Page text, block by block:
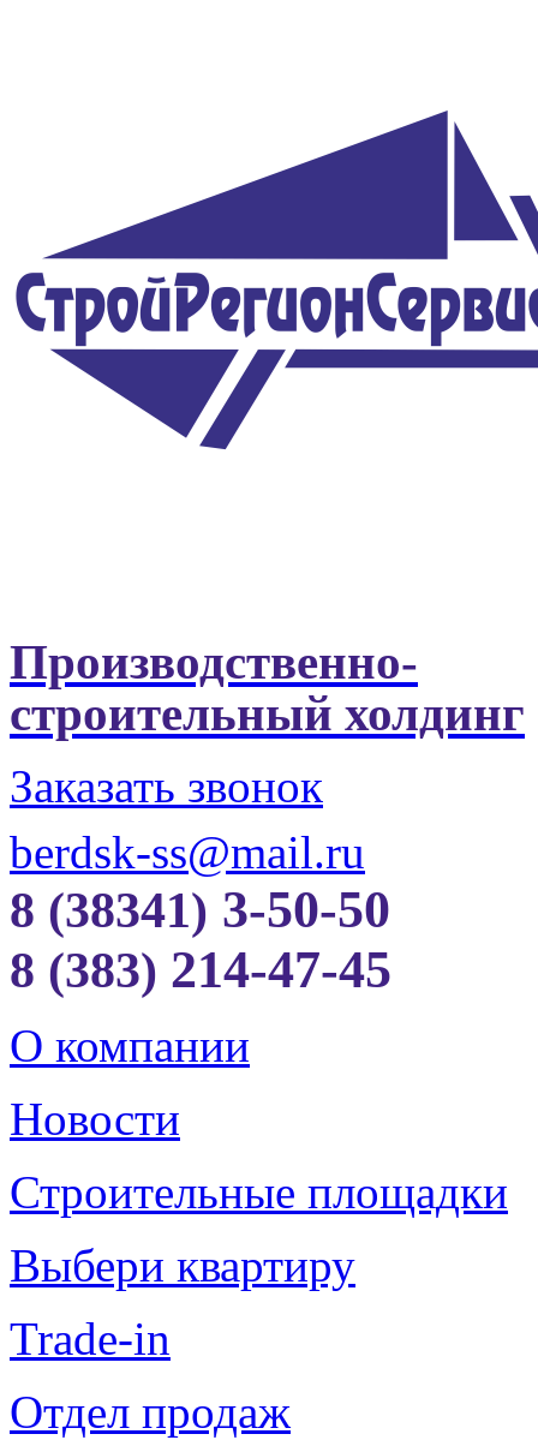
Производственно-
строительный холдинг
Заказать звонок
berdsk-ss@mail.ru
8 (38341) 3-50-50
8 (383) 214-47-45
О компании
Новости
Строительные площадки
Выбери квартиру
Trade-in
Отдел продаж